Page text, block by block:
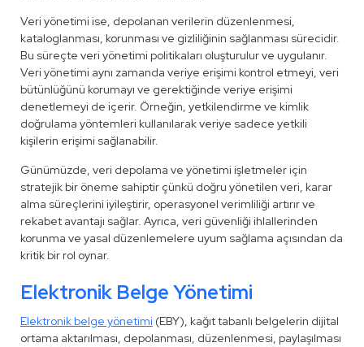
Veri yönetimi ise, depolanan verilerin düzenlenmesi,
kataloglanması, korunması ve gizliliğinin sağlanması sürecidir.
Bu süreçte veri yönetimi politikaları oluşturulur ve uygulanır.
Veri yönetimi aynı zamanda veriye erişimi kontrol etmeyi, veri
bütünlüğünü korumayı ve gerektiğinde veriye erişimi
denetlemeyi de içerir. Örneğin, yetkilendirme ve kimlik
doğrulama yöntemleri kullanılarak veriye sadece yetkili
kişilerin erişimi sağlanabilir.
Günümüzde, veri depolama ve yönetimi işletmeler için
stratejik bir öneme sahiptir çünkü doğru yönetilen veri, karar
alma süreçlerini iyileştirir, operasyonel verimliliği artırır ve
rekabet avantajı sağlar. Ayrıca, veri güvenliği ihlallerinden
korunma ve yasal düzenlemelere uyum sağlama açısından da
kritik bir rol oynar.
Elektronik Belge Yönetimi
Elektronik belge yönetimi (EBY), kağıt tabanlı belgelerin dijital
ortama aktarılması, depolanması, düzenlenmesi, paylaşılması